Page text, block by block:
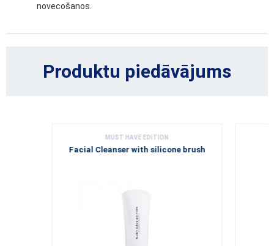
novecošanos.
Produktu piedāvājums
MUST HAVE EDITION
Facial Cleanser with silicone brush